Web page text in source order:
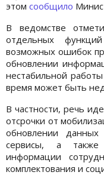
этом сообщило
В ведомстве
отдельных
возможных ошибок
обновлении
нестабильной
время может быть
В частности, речь
отсрочки от
обновлении
сервисы, а также
информации
комплектования и